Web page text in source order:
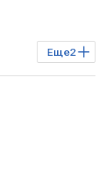
Еще2